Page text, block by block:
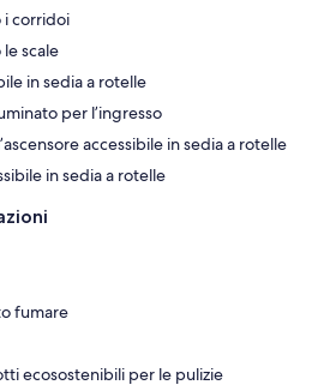
i corridoi
scale
in sedia a rotelle
per l’ingresso
accessibile in sedia a rotelle
in sedia a rotelle
fumare
ecosostenibili per le pulizie